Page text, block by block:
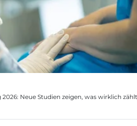
Neue Studien zeigen, was wirklich zählt